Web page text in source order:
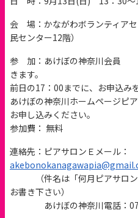
会 場：かながわボランティア
民センター12階）
参 加：あけぼの神奈川会員
きます。
前日の17：00までに、お申込み
あけぼの神奈川ホームページピ
お申し込みください。
参加費： 無料
連絡先：ピアサロンＥメール：
（件名は「何月ピアサロン
お書き下さい）
あけぼの神奈川電話：